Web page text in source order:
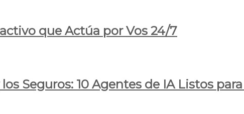
que Actúa por Vos 24/7
Seguros: 10 Agentes de IA Listos